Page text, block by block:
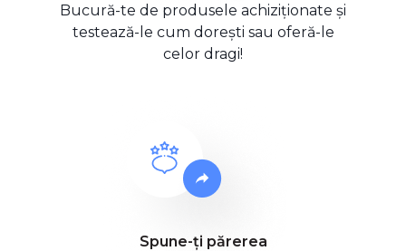
Bucură-te de produsele achiziționate și
testează-le cum dorești sau oferă-le
celor dragi!
Spune-ți părerea